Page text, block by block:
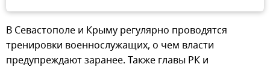
В Севастополе и Крыму регулярно проводятся
тренировки военнослужащих, о чем власти
предупреждают заранее. Также главы РК и